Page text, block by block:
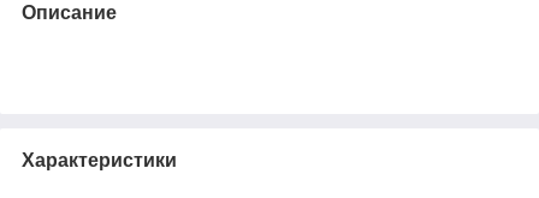
Описание
Характеристики